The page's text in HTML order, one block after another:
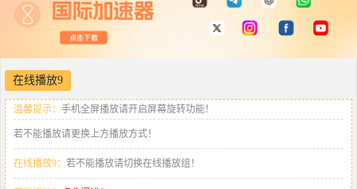
在线播放9
温馨提示： 手机全屏播放请开启屏幕旋转功能！
若不能播放请更换上方播放方式！
在线播放9： 若不能播放请切换在线播放组！